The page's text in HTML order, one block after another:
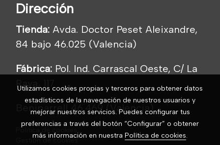
Dirección
Tienda: Avda. Doctor Peset Aleixandre,
84 bajo 46.025 (Valencia)
Fábrica: Pol. Ind. Carrascal Oeste, C/ La
Raya, 117
Beniparrell 46.469 (Valencia)
Política de cookies
Gestión de cookies
Utilizamos cookies propias y terceros para obtener datos
estadísticos de la navegación de nuestros usuarios y
mejorar nuestros servicios. Puedes configurar tus
preferencias a través del botón “Configurar” o obtener
más información en nuestra Política de cookies.